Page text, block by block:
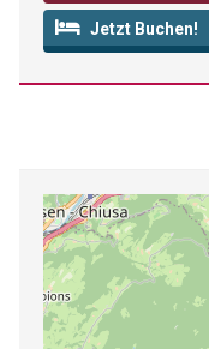
Jetzt Buchen!